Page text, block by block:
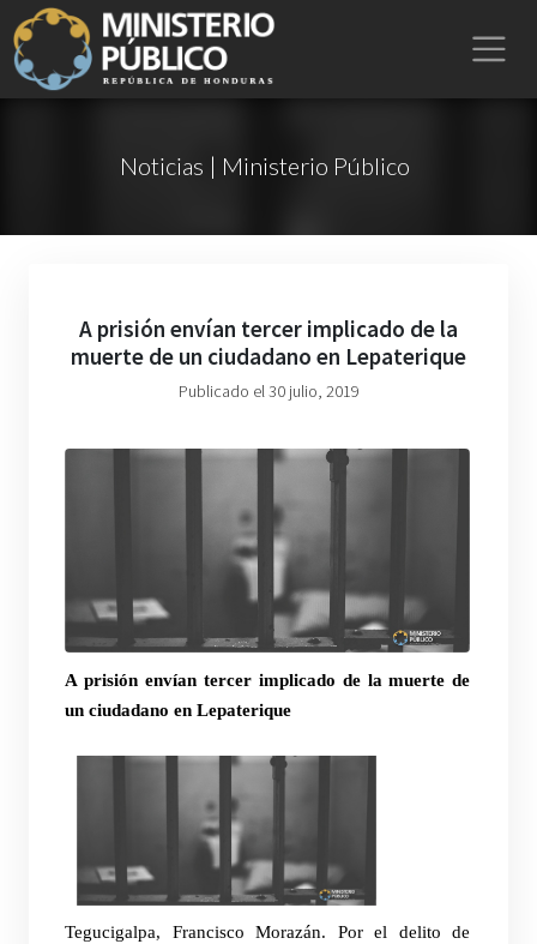
Noticias | Ministerio Público
A prisión envían tercer implicado de la
muerte de un ciudadano en Lepaterique
Publicado el 30 julio, 2019
A prisión envían tercer implicado de la muerte de
un ciudadano en Lepaterique
Tegucigalpa, Francisco Morazán. Por el delito de